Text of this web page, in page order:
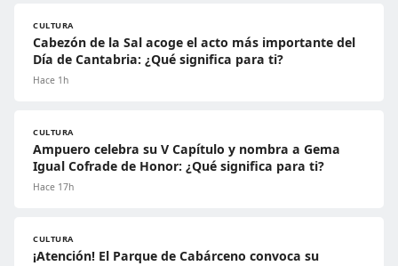
CULTURA
Cabezón de la Sal acoge el acto más importante del
Día de Cantabria: ¿Qué significa para ti?
Hace 1h
CULTURA
Ampuero celebra su V Capítulo y nombra a Gema
Igual Cofrade de Honor: ¿Qué significa para ti?
Hace 17h
CULTURA
¡Atención! El Parque de Cabárceno convoca su